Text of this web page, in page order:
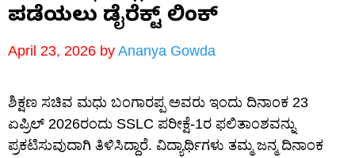
ಪಡೆಯಲು ಡೈರೆಕ್ಟ್ ಲಿಂಕ್
April 23, 2026 by Ananya Gowda
ಶಿಕ್ಷಣ ಸಚಿವ ಮಧು ಬಂಗಾರಪ್ಪ ಅವರು ಇಂದು ದಿನಾಂಕ 23
ಏಪ್ರಿಲ್ 2026ರಂದು SSLC ಪರೀಕ್ಷೆ-1ರ ಫಲಿತಾಂಶವನ್ನು
ಪ್ರಕಟಿಸುವುದಾಗಿ ತಿಳಿಸಿದ್ದಾರೆ. ವಿದ್ಯಾರ್ಥಿಗಳು ತಮ್ಮ ಜನ್ಮ ದಿನಾಂಕ